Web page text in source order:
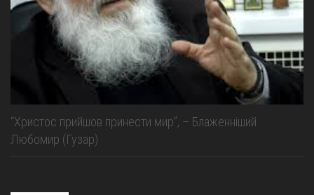
“Христос прийшов принести мир”, – Блаженніший
Любомир (Гузар)